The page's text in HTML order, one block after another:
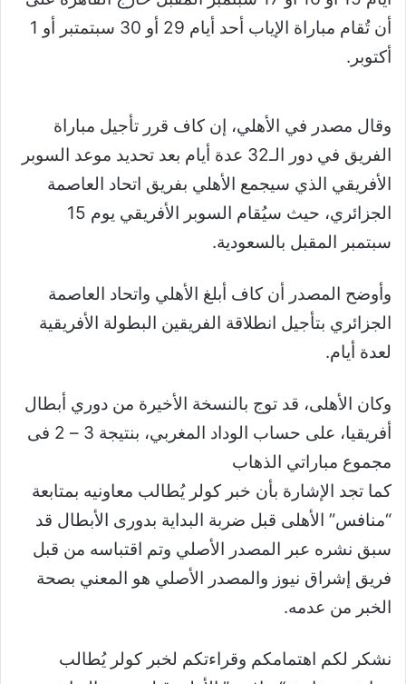
أن تُقام مباراة الإياب أحد أيام 29 أو 30 سبتمتبر أو 1
أكتوبر .
وقال مصدر في الأهلي، إن كاف قرر تأجيل مباراة
الفريق في دور الـ32 عدة أيام بعد تحديد موعد السوبر
الأفريقي الذي سيجمع الأهلي بفريق اتحاد العاصمة
الجزائري، حيث سيُقام السوبر الأفريقي يوم 15
سبتمبر المقبل بالسعودية.
وأوضح المصدر أن كاف أبلغ الأهلي واتحاد العاصمة
الجزائري بتأجيل انطلاقة الفريقين البطولة الأفريقية
لعدة أيام.
وكان الأهلى، قد توج بالنسخة الأخيرة من دوري أبطال
أفريقيا، على حساب الوداد المغربي، بنتيجة 3 – 2 فى
مجموع مباراتي الذهاب
كما تجد الإشارة بأن خبر كولر يُطالب معاونيه بمتابعة
“منافس” الأهلى قبل ضربة البداية بدورى الأبطال قد
سبق نشره عبر المصدر الأصلي وتم اقتباسه من قبل
فريق إشراق نيوز والمصدر الأصلي هو المعني بصحة
الخبر من عدمه.
نشكر لكم اهتمامكم وقراءتكم لخبر كولر يُطالب